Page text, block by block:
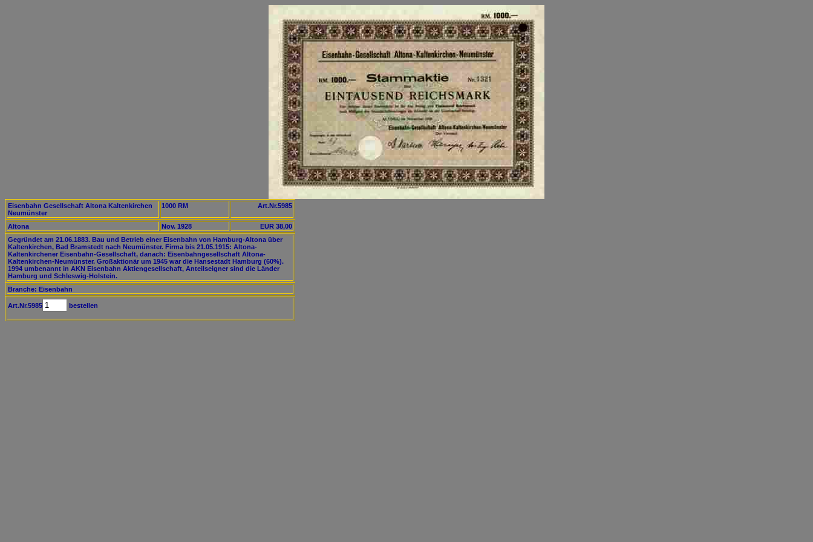
Eisenbahn Gesellschaft Altona Kaltenkirchen
Neumünster
1000 RM Art.Nr.5985
Altona Nov. 1928
EUR 38,00
Gegründet am 21.06.1883. Bau und Betrieb einer Eisenbahn von Hamburg-Altona über
Kaltenkirchen, Bad Bramstedt nach Neumünster. Firma bis 21.05.1915: Altona-
Kaltenkirchener Eisenbahn-Gesellschaft, danach: Eisenbahngesellschaft Altona-
Kaltenkirchen-Neumünster. Großaktionär um 1945 war die Hansestadt Hamburg (60%).
1994 umbenannt in AKN Eisenbahn Aktiengesellschaft, Anteilseigner sind die Länder
Hamburg und Schleswig-Holstein.
Branche: Eisenbahn
Art.Nr.5985 bestellen